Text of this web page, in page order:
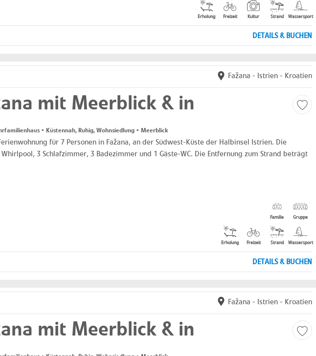
Erholung Freizeit Kultur Strand Wassersport
DETAILS & BUCHEN
Fažana - Istrien - Kroatien
mit Meerblick & in
• Küstennah, Ruhig, Wohnsiedlung • Meerblick
für 7 Personen in Fažana, an der Südwest-Küste der Halbinsel Istrien. Die
3 Schlafzimmer, 3 Badezimmer und 1 Gäste-WC. Die Entfernung zum Strand beträgt
Familie Gruppe
Erholung Freizeit Strand Wassersport
DETAILS & BUCHEN
Fažana - Istrien - Kroatien
mit Meerblick & in